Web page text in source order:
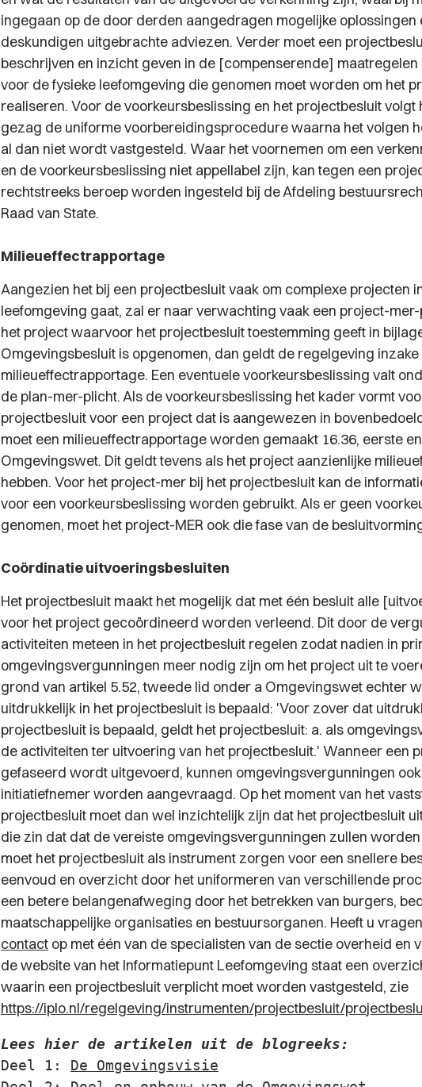
ingegaan op de door derden aangedragen mogelijke
deskundigen uitgebrachte adviezen. Verder moet een
beschrijven en inzicht geven in de [compenserende]
voor de fysieke leefomgeving die genomen moet worden om het
realiseren. Voor de voorkeursbeslissing en het projectbesluit volgt
gezag de uniforme voorbereidingsprocedure waarna het volgen
al dan niet wordt vastgesteld. Waar het voornemen om een
en de voorkeursbeslissing niet appellabel zijn, kan tegen een
rechtstreeks beroep worden ingesteld bij de Afdeling
Raad van State.
Milieueffectrapportage
Aangezien het bij een projectbesluit vaak om complexe projecten
leefomgeving gaat, zal er naar verwachting vaak een project-
het project waarvoor het projectbesluit toestemming geeft in
Omgevingsbesluit is opgenomen, dan geldt de regelgeving inzake
milieueffectrapportage. Een eventuele voorkeursbeslissing valt
de plan-mer-plicht. Als de voorkeursbeslissing het kader vormt
projectbesluit voor een project dat is aangewezen in
moet een milieueffectrapportage worden gemaakt 16.36, eerste
Omgevingswet. Dit geldt tevens als het project aanzienlijke
hebben. Voor het project-mer bij het projectbesluit kan de
voor een voorkeursbeslissing worden gebruikt. Als er geen
genomen, moet het project-MER ook die fase van de
Coördinatie uitvoeringsbesluiten
Het projectbesluit maakt het mogelijk dat met één besluit alle
voor het project gecoördineerd worden verleend. Dit door de
activiteiten meteen in het projectbesluit regelen zodat nadien in
omgevingsvergunningen meer nodig zijn om het project uit te
grond van artikel 5.52, tweede lid onder a Omgevingswet echter
uitdrukkelijk in het projectbesluit is bepaald: 'Voor zover dat
projectbesluit is bepaald, geldt het projectbesluit: a. als
de activiteiten ter uitvoering van het projectbesluit.' Wanneer een
gefaseerd wordt uitgevoerd, kunnen omgevingsvergunningen
initiatiefnemer worden aangevraagd. Op het moment van het
projectbesluit moet dan wel inzichtelijk zijn dat het projectbesluit
die zin dat dat de vereiste omgevingsvergunningen zullen
moet het projectbesluit als instrument zorgen voor een snellere
eenvoud en overzicht door het uniformeren van verschillende
een betere belangenafweging door het betrekken van burgers,
maatschappelijke organisaties en bestuursorganen. Heeft u
contact op met één van de specialisten van de sectie overheid en
de website van het Informatiepunt Leefomgeving staat een
waarin een projectbesluit verplicht moet worden vastgesteld, zie
https://iplo.nl/regelgeving/instrumenten/projectbesluit/
Lees hier de artikelen uit de blogreeks:
Deel 1: De Omgevingsvisie